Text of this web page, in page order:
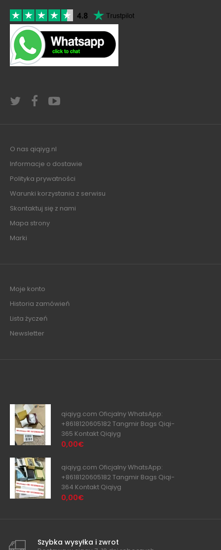
O nas qiqiyg.nl
Informacje o dostawie
Polityka prywatności
Warunki korzystania z serwisu
Skontaktuj się z nami
Mapa strony
Marki
Moje konto
Historia zamówień
Lista życzeń
Newsletter
qiqiyg.com Oficjalny WhatsApp:
+8618120605182 Tangmir Bags Qiqi-
365 Kontakt Qiqiyg
0,00€
qiqiyg.com Oficjalny WhatsApp:
+8618120605182 Tangmir Bags Qiqi-
364 Kontakt Qiqiyg
0,00€
Szybka wysyłka i zwrot